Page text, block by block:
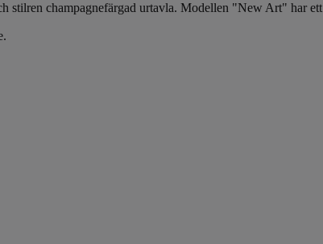
stilren champagnefärgad urtavla. Modellen "New Art" har ett